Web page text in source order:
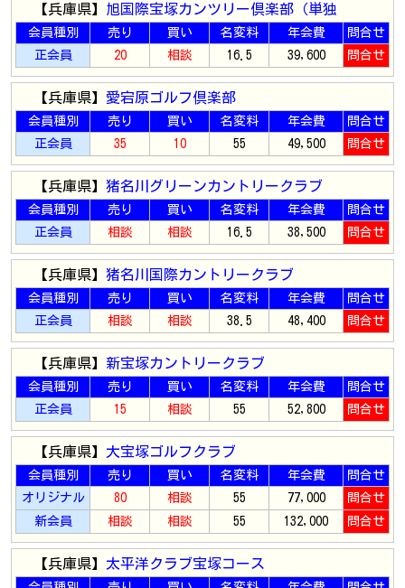
【兵庫県】 旭国際宝塚カンツリー倶楽部（単独
会員種別 売り 買い 名変料 年会費
問合せ
正会員
20 相談 16.5 39,600 問合せ
【兵庫県】 愛宕原ゴルフ倶楽部
会員種別 売り 買い 名変料 年会費
問合せ
正会員
35 10 55 49,500 問合せ
【兵庫県】 猪名川グリーンカントリークラブ
会員種別 売り 買い 名変料 年会費
問合せ
正会員
相談 相談 16.5 38,500 問合せ
【兵庫県】 猪名川国際カントリークラブ
会員種別 売り 買い 名変料 年会費
問合せ
正会員
相談 相談 38.5 48,400 問合せ
【兵庫県】 新宝塚カントリークラブ
会員種別 売り 買い 名変料 年会費
問合せ
正会員
15 相談 55 52,800 問合せ
【兵庫県】 大宝塚ゴルフクラブ
会員種別 売り 買い 名変料 年会費
問合せ
オリジナル
80 相談 55 77,000
問合せ
新会員
相談 相談 55 132,000 問合せ
【兵庫県】 太平洋クラブ宝塚コース